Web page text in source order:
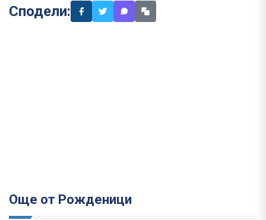
Сподели:
Още от Рожденици